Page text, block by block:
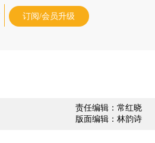
订阅/会员升级
责任编辑：常红晓
版面编辑：林韵诗